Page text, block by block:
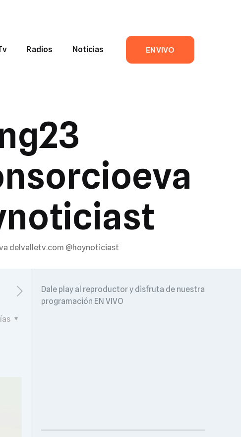
Radios Noticias EN VIVO
delvalletv.com @hoynoticiast
Dale play al reproductor y disfruta de nuestra
programación EN VIVO